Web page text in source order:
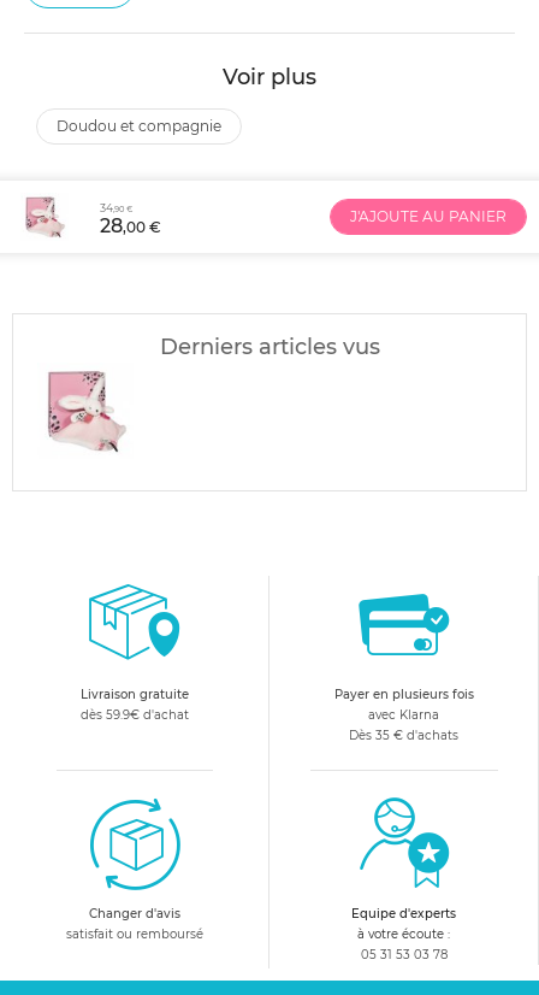
Voir plus
doudou et compagnie
34,90 €
28,00 €
J'AJOUTE AU PANIER
Derniers articles vus
Livraison gratuite
dès 59.9€ d'achat
Payer en plusieurs fois
avec Klarna
Dès 35 € d'achats
Changer d'avis
satisfait ou remboursé
Equipe d'experts
à votre écoute :
05 31 53 03 78